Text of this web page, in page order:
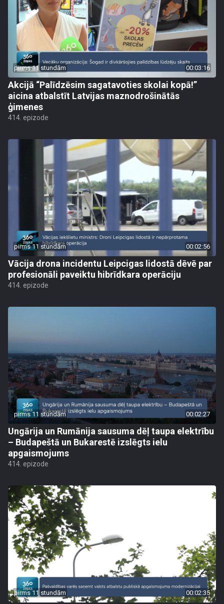
pirms 11 stundām 00:03:16
Akcijā “Palīdzēsim sagatavoties skolai kopā!”
aicina atbalstīt Latvijas maznodrošinātās
ģimenes
414. epizode
pirms 11 stundām 00:02:56
Vācija drona incidentu Leipcigas lidostā dēvē par
profesionāli paveiktu hibrīdkara operāciju
414. epizode
pirms 11 stundām 00:02:27
Ungārija un Rumānija sausuma dēļ taupa elektrību
– Budapeštā un Bukarestē izslēgts ielu
apgaismojums
414. epizode
pirms 11 stundām 00:02:35